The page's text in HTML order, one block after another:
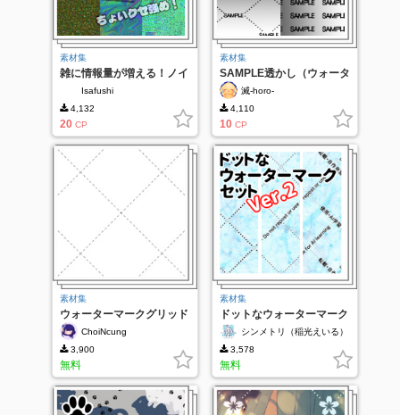
素材集
雑に情報量が増える！ノイ
ズテクスチャ素材集
Isafushi
4,132
20 CP
素材集
SAMPLE透かし（ウォータ
ーマーク）
滅-horo-
4,110
10 CP
素材集
ウォーターマークグリッド
ChoiNcung
3,900
無料
素材集
ドットなウォーターマーク
セット・Ver.2
シンメトリ（稲光えいる）
3,578
無料